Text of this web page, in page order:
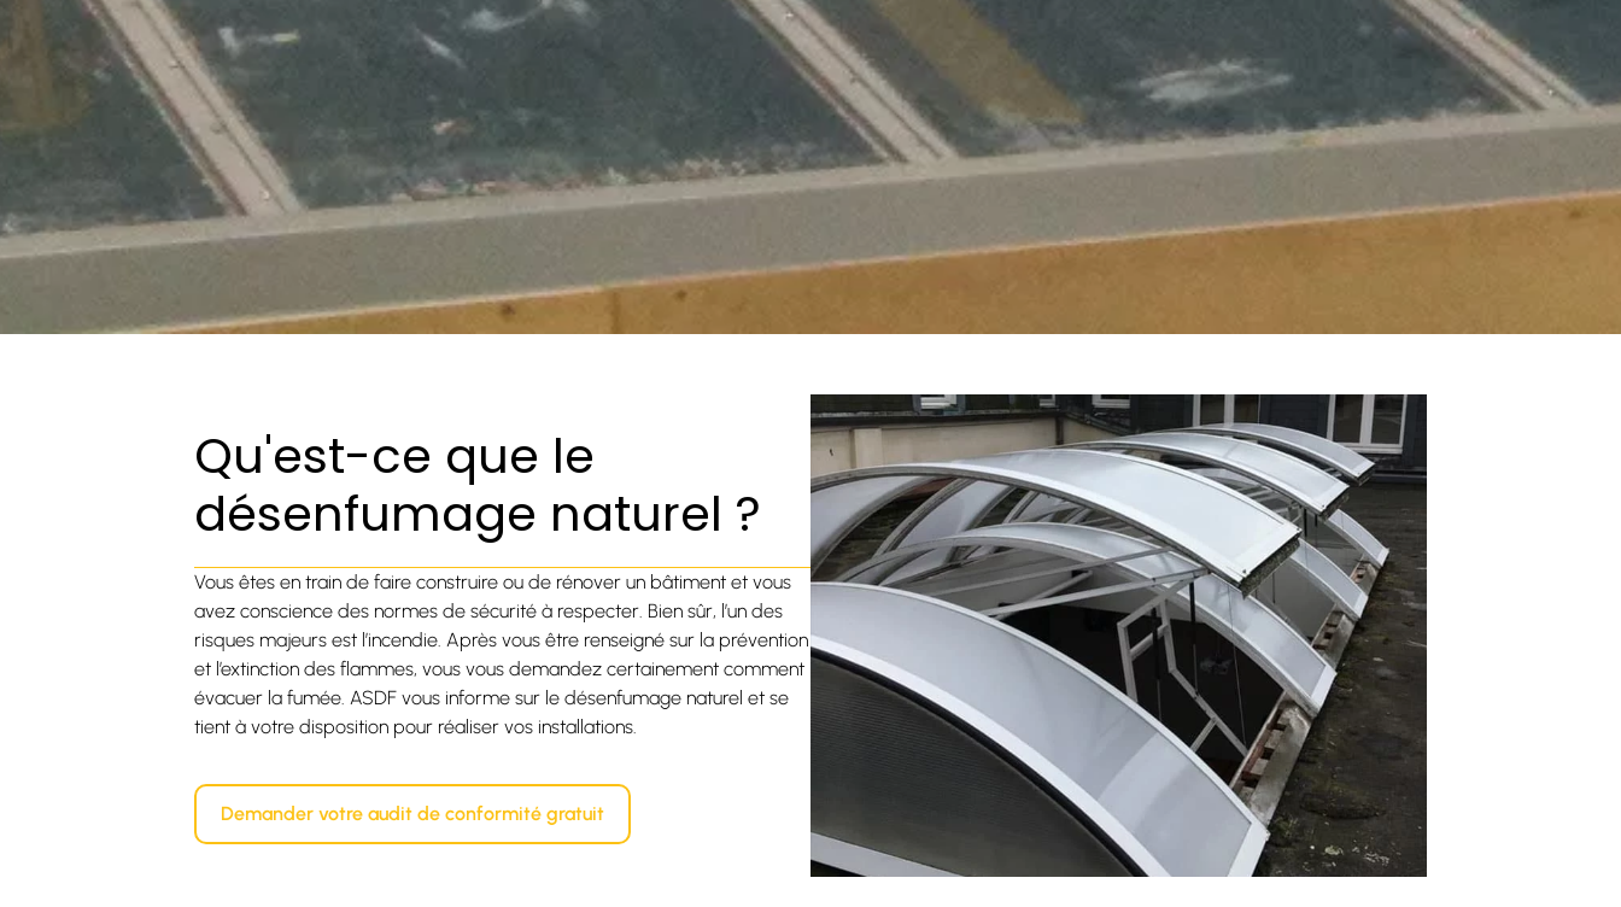
Qu'est-ce que le
désenfumage naturel ?
Vous êtes en train de faire construire ou de rénover un bâtiment et vous
avez conscience des normes de sécurité à respecter. Bien sûr, l’un des
risques majeurs est l’incendie. Après vous être renseigné sur la prévention
et l’extinction des flammes, vous vous demandez certainement comment
évacuer la fumée. ASDF vous informe sur le désenfumage naturel et se
tient à votre disposition pour réaliser vos installations.
Demander votre audit de conformité gratuit